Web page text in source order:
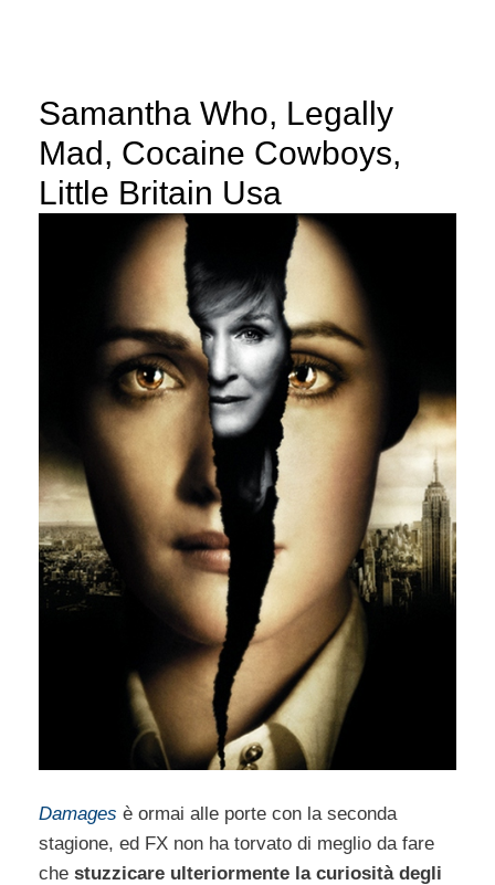
Samantha Who, Legally
Mad, Cocaine Cowboys,
Little Britain Usa
Damages è ormai alle porte con la seconda
stagione, ed FX non ha torvato di meglio da fare
che stuzzicare ulteriormente la curiosità degli